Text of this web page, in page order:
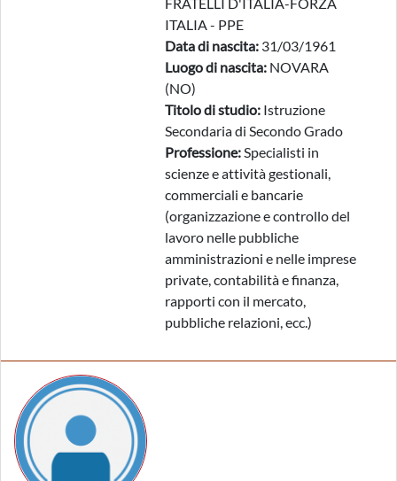
ITALIA - PPE
Data di nascita: 31/03/1961
Luogo di nascita: NOVARA
(NO)
Titolo di studio: Istruzione
Secondaria di Secondo Grado
Professione:Specialisti in
scienze e attività gestionali,
commerciali e bancarie
(organizzazione e controllo del
lavoro nelle pubbliche
amministrazioni e nelle imprese
private, contabilità e finanza,
rapporti con il mercato,
pubbliche relazioni, ecc.)